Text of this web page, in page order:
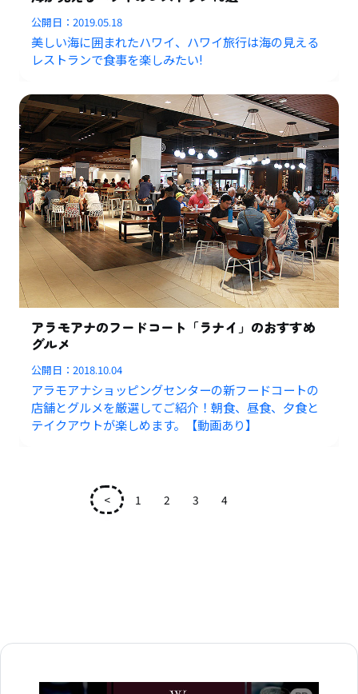
公開日：2019.05.18
美しい海に囲まれたハワイ、ハワイ旅行は海の見える
レストランで食事を楽しみたい!
アラモアナのフードコート「ラナイ」のおすすめ
グルメ
公開日：2018.10.04
アラモアナショッピングセンターの新フードコートの
店舗とグルメを厳選してご紹介！朝食、昼食、夕食と
テイクアウトが楽しめます。【動画あり】
< 1 2 3 4